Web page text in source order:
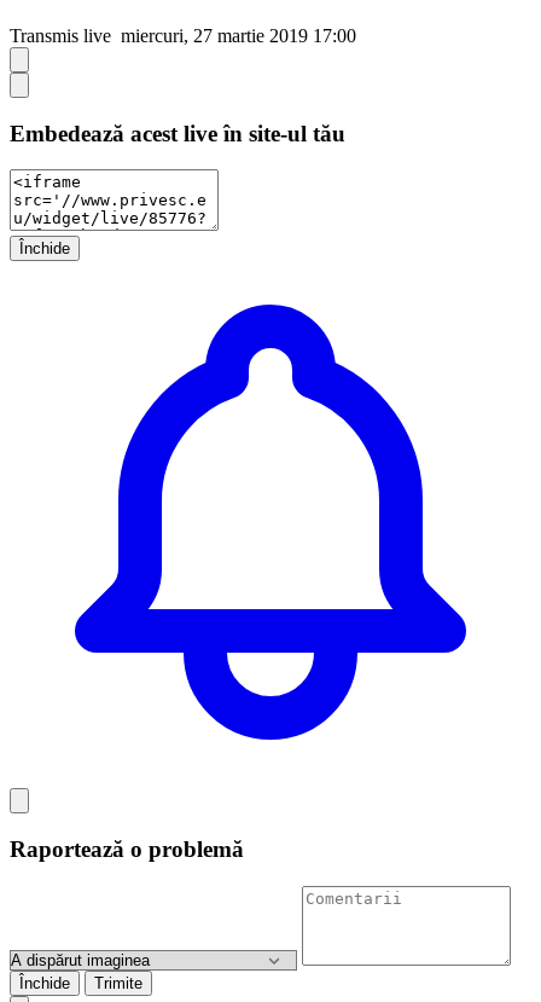
Transmis live miercuri, 27 martie 2019 17:00
Embedează acest live în site-ul tău
Închide
Raportează o problemă
Închide Trimite